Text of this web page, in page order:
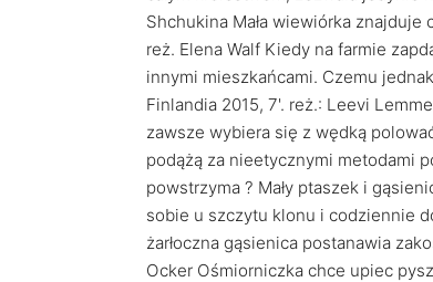
Shchukina Mała wiewiórka
reż. Elena Walf Kiedy na farmie
innymi mieszkańcami. Czemu
Finlandia 2015, 7'. reż.: Leevi
zawsze wybiera się z wędką
podążą za nieetycznymi metodami
powstrzyma ? Mały ptaszek i
sobie u szczytu klonu i codziennie
żarłoczna gąsienica postanawia
Ocker Ośmiorniczka chce upiec